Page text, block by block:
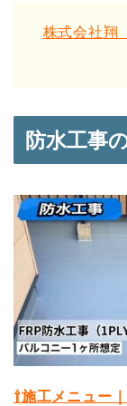
株式会社翔
防水工事
⇧施工メニュー